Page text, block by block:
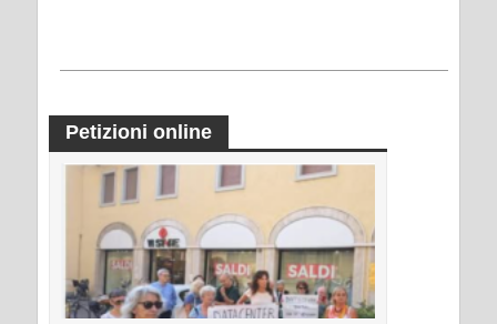
Petizioni online